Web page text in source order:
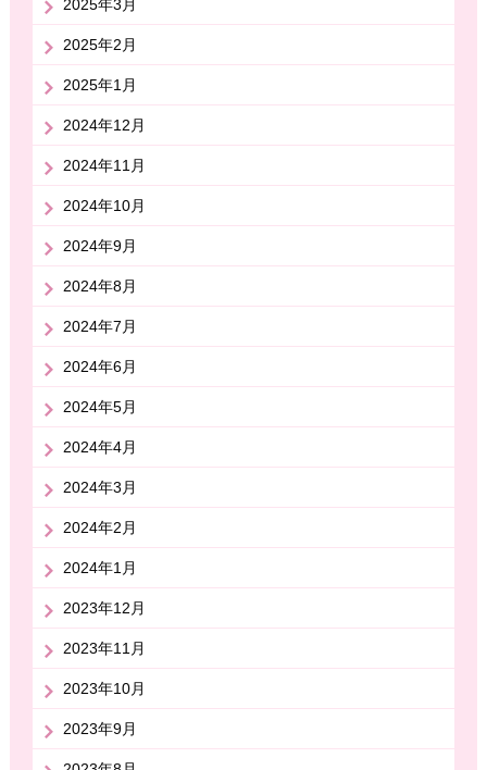
2025年3月
2025年2月
2025年1月
2024年12月
2024年11月
2024年10月
2024年9月
2024年8月
2024年7月
2024年6月
2024年5月
2024年4月
2024年3月
2024年2月
2024年1月
2023年12月
2023年11月
2023年10月
2023年9月